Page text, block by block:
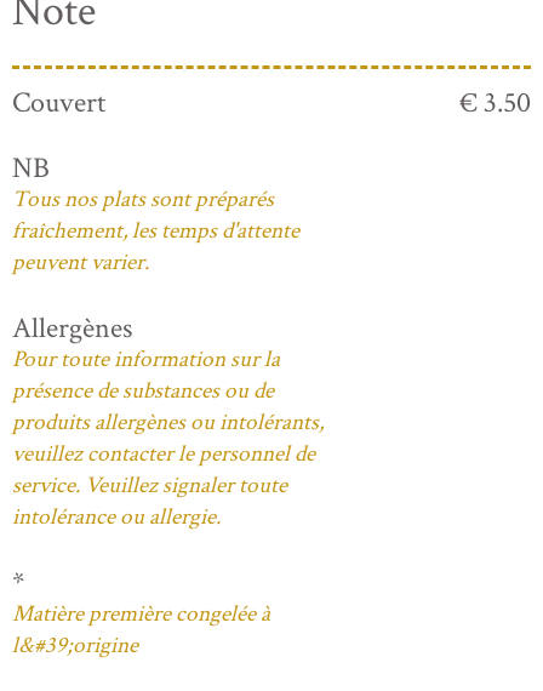
Note
Couvert
€ 3.50
NB
Tous nos plats sont préparés
fraîchement, les temps d'attente
peuvent varier.
Allergènes
Pour toute information sur la
présence de substances ou de
produits allergènes ou intolérants,
veuillez contacter le personnel de
service. Veuillez signaler toute
intolérance ou allergie.
*
Matière première congelée à
l&#39;origine